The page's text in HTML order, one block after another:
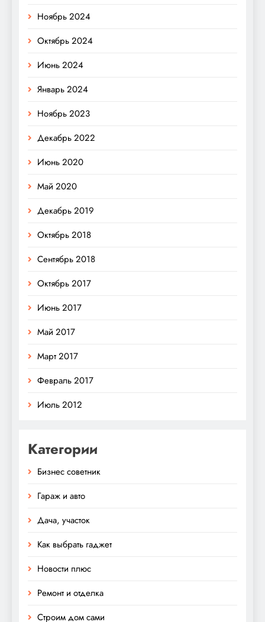
Ноябрь 2024
Октябрь 2024
Июнь 2024
Январь 2024
Ноябрь 2023
Декабрь 2022
Июнь 2020
Май 2020
Декабрь 2019
Октябрь 2018
Сентябрь 2018
Октябрь 2017
Июнь 2017
Май 2017
Март 2017
Февраль 2017
Июль 2012
Категории
Бизнес советник
Гараж и авто
Дача, участок
Как выбрать гаджет
Новости плюс
Ремонт и отделка
Строим дом сами